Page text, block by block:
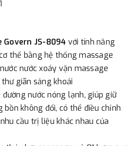
Govern JS-8094 với tính năng
thể bằng hệ thống massage
nước xoáy vặn massage
giãn sảng khoái
đường nước nóng lạnh, giúp giữ
bồn không đổi, có thể điều chỉnh
cầu trị liệu khác nhau của